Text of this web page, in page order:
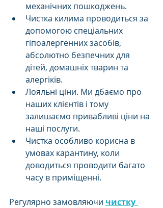
механічних пошкоджень.
Чистка килима проводиться за
допомогою спеціальних
гіпоалергенних засобів,
абсолютно безпечних для
дітей, домашніх тварин та
алергіків.
Лояльні ціни. Ми дбаємо про
наших клієнтів і тому
залишаємо привабливі ціни на
наші послуги.
Чистка особливо корисна в
умовах карантину, коли
доводиться проводити багато
часу в приміщенні.
Регулярно замовляючи чистку